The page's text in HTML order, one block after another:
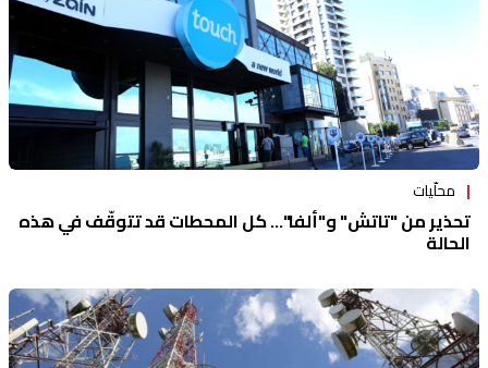
محلّيات
تحذير من "تاتش" و"ألفا"... كل المحطات قد تتوقّف في هذه
الحالة